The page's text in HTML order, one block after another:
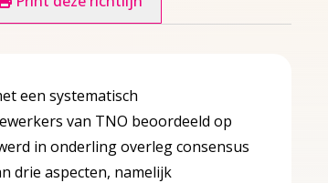
een systematisch
van TNO beoordeeld op
in onderling overleg consensus
drie aspecten, namelijk